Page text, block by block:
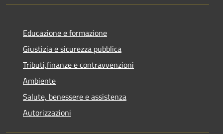
Educazione e formazione
Giustizia e sicurezza pubblica
Tributi,finanze e contravvenzioni
Ambiente
Salute, benessere e assistenza
Autorizzazioni